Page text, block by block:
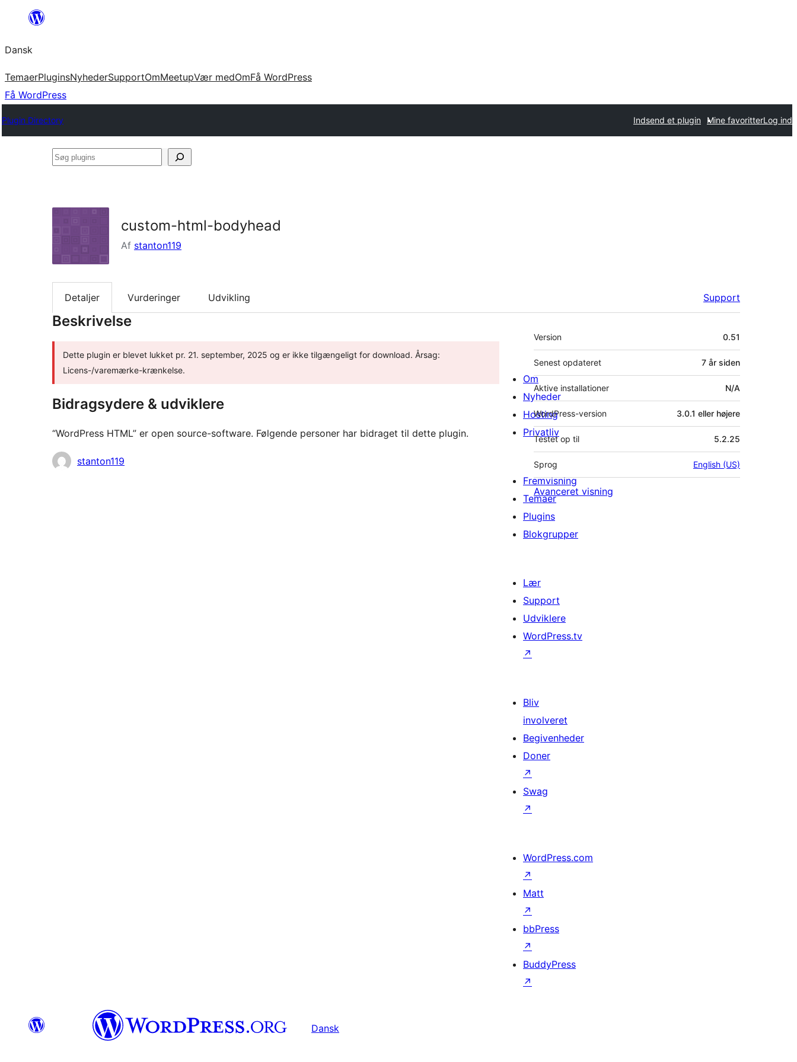
Spring
indhold
Dansk
TemaerPluginsNyhederSupportOmMeetupVær medOmFå WordPress
Få WordPress
Plugin Directory Indsend et plugin Mine favoritterLog ind
Søg
custom-html-bodyhead
Af stanton119
Detaljer Vurderinger Udvikling Support
Beskrivelse
Dette plugin er blevet lukket pr. 21. september, 2025 og er ikke tilgængeligt for download. Årsag:
Licens-/varemærke-krænkelse.
Bidragsydere & udviklere
“WordPress HTML” er open source-software. Følgende personer har bidraget til dette plugin.
Bidragsydere
stanton119
Meta
Version 0.51
Senest opdateret 7 år siden
Aktive installationer N/A
WordPress-version 3.0.1 eller højere
Testet op til 5.2.25
Sprog English (US)
Avanceret visning
Om
Nyheder
Hosting
Privatliv
Fremvisning
Temaer
Plugins
Blokgrupper
Lær
Support
Udviklere
WordPress.tv
↗
Bliv
involveret
Begivenheder
Doner
↗
Swag
↗
WordPress.com
↗
Matt
↗
bbPress
↗
BuddyPress
↗
Dansk